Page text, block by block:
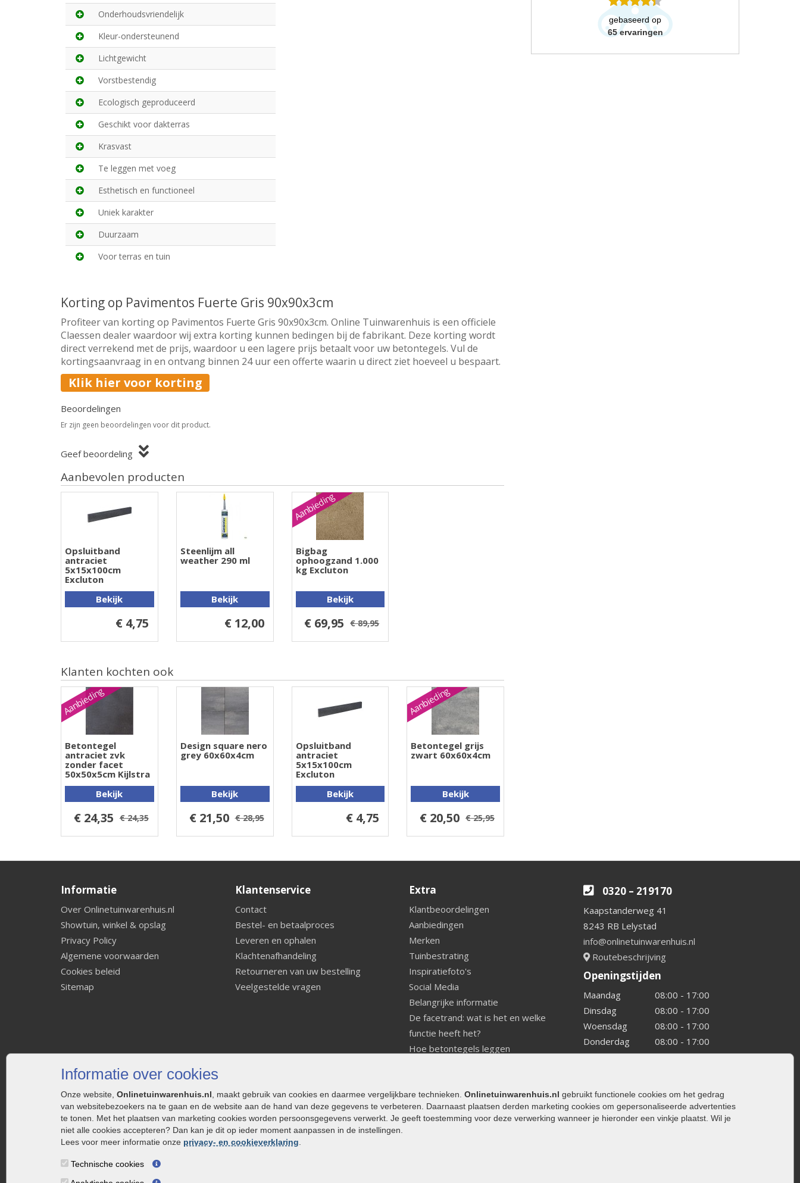
Informatie over cookies
Onze website, Onlinetuinwarenhuis.nl , maakt gebruik van cookies en daarmee vergelijkbare technieken. Onlinetuinwarenhuis.nl gebruikt functionele cookies om het gedrag
van websitebezoekers na te gaan en de website aan de hand van deze gegevens te verbeteren. Daarnaast plaatsen derden marketing cookies om gepersonaliseerde advertenties
te tonen. Met het plaatsen van marketing cookies worden persoonsgegevens verwerkt. Je geeft toestemming voor deze verwerking wanneer je hieronder een vinkje plaatst. Wil je
niet alle cookies accepteren? Dan kan je dit op ieder moment aanpassen in de instellingen.
Lees voor meer informatie onze privacy- en cookieverklaring
Technische cookies
Onderhoudsvriendelijk
Kleur-ondersteunend
Lichtgewicht
Vorstbestendig
Ecologisch geproduceerd
Geschikt voor dakterras
Krasvast
Te leggen met voeg
Esthetisch en functioneel
Uniek karakter
Duurzaam
Voor terras en tuin
Korting op Pavimentos Fuerte Gris 90x90x3cm
Profiteer van korting op Pavimentos Fuerte Gris 90x90x3cm. Online Tuinwarenhuis is een officiele
Claessen dealer waardoor wij extra korting kunnen bedingen bij de fabrikant. Deze korting wordt
direct verrekend met de prijs, waardoor u een lagere prijs betaalt voor uw betontegels. Vul de
kortingsaanvraag in en ontvang binnen 24 uur een offerte waarin u direct ziet hoeveel u bespaart.
Klik hier voor korting
Beoordelingen
Er zijn geen beoordelingen voor dit product.
Geef beoordeling
Aanbevolen producten
Opsluitband
antraciet
5x15x100cm
Excluton
Bekijk
€ 4,75
Steenlijm all
weather 290 ml
Bekijk
€ 12,00
Aanbieding
Bigbag
ophoogzand 1.000
kg Excluton
Bekijk
€ 69,95 € 89,95
Klanten kochten ook
Aanbieding
Betontegel
antraciet zvk
zonder facet
50x50x5cm Kijlstra
Bekijk
€ 24,35 € 24,35
Design square nero
grey 60x60x4cm
Bekijk
€ 21,50 € 28,95
Opsluitband
antraciet
5x15x100cm
Excluton
Bekijk
€ 4,75
Aanbieding
Betontegel grijs
zwart 60x60x4cm
Bekijk
€ 20,50 € 25,95
gebaseerd op
65 ervaringen
Informatie
Over Onlinetuinwarenhuis.nl
Showtuin, winkel & opslag
Privacy Policy
Algemene voorwaarden
Cookies beleid
Sitemap
Klantenservice
Contact
Bestel- en betaalproces
Leveren en ophalen
Klachtenafhandeling
Retourneren van uw bestelling
Veelgestelde vragen
Extra
Klantbeoordelingen
Aanbiedingen
Merken
Tuinbestrating
Inspiratiefoto's
Social Media
Belangrijke informatie
De facetrand: wat is het en welke
functie heeft het?
Hoe betontegels leggen
Welke tuinstijl past bij mij
Strakke tuin inrichten
Legverbanden gebakken bestrating
0320 – 219170
Kaapstanderweg 41
8243 RB Lelystad
info@onlinetuinwarenhuis.nl
Routebeschrijving
Openingstijden
Maandag
08:00 - 17:00
Dinsdag
08:00 - 17:00
Woensdag
08:00 - 17:00
Donderdag
08:00 - 17:00
Vrijdag
08:00 - 17:00